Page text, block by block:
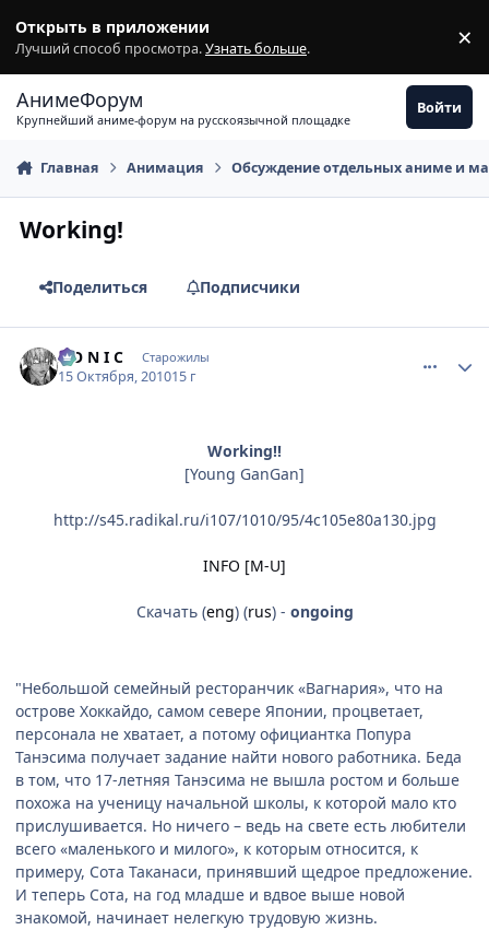
Открыть в приложении
Лучший способ просмотра.Узнать больше. ×
АнимеФорум
Крупнейший аниме-форум на русскоязычной площадке
Войти
Главная Анимация Обсуждение отдельных аниме и
Working!
Поделиться Подписчики
S O N I C Старожилы
15 Октября, 201015 г
Working!!
[Young GanGan]
http://s45.radikal.ru/i107/1010/95/4c105e80a130.jpg
INFO [M-U]
Скачать (eng) (rus) - ongoing
"Небольшой семейный ресторанчик «Вагнария», что на
острове Хоккайдо, самом севере Японии, процветает,
персонала не хватает, а потому официантка Попура
Танэсима получает задание найти нового работника. Беда
в том, что 17-летняя Танэсима не вышла ростом и больше
похожа на ученицу начальной школы, к которой мало кто
прислушивается. Но ничего – ведь на свете есть любители
всего «маленького и милого», к которым относится, к
примеру, Сота Таканаси, принявший щедрое предложение.
И теперь Сота, на год младше и вдвое выше новой
знакомой, начинает нелегкую трудовую жизнь.